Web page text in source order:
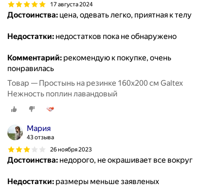
17 августа 2024
Достоинства: цена, одевать легко, приятная к телу
Недостатки: недостатков пока не обнаружено
Комментарий: рекомендую к покупке, очень
понравилась
Товар — Простынь на резинке 160х200 см Galtex
Нежность поплин лавандовый
Мария
43 отзыва
26 ноября 2023
Достоинства: недорого, не окрашивает все вокруг
Недостатки: размеры меньше заявленых